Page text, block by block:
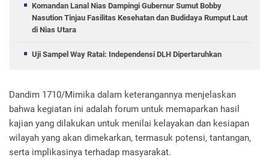
Komandan Lanal Nias Dampingi Gubernur Sumut Bobby
Nasution Tinjau Fasilitas Kesehatan dan Budidaya Rumput Laut
di Nias Utara
Uji Sampel Way Ratai: Independensi DLH Dipertaruhkan
Dandim 1710/Mimika dalam keterangannya menjelaskan
bahwa kegiatan ini adalah forum untuk memaparkan hasil
kajian yang dilakukan untuk menilai kelayakan dan kesiapan
wilayah yang akan dimekarkan, termasuk potensi, tantangan,
serta implikasinya terhadap masyarakat.